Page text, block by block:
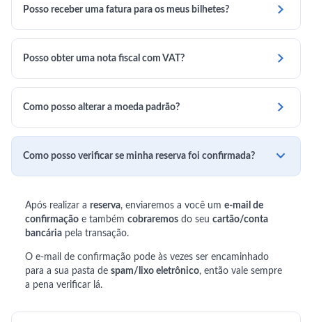
Posso receber uma fatura para os meus bilhetes? 
Posso obter uma nota fiscal com VAT? 
Como posso alterar a moeda padrão? 
Como posso verificar se minha reserva foi confirmada? 
Após realizar a reserva, enviaremos a você um e-mail de
confirmação e também cobraremos do seu cartão/conta
bancária pela transação.
O e-mail de confirmação pode às vezes ser encaminhado
para a sua pasta de spam/lixo eletrônico, então vale sempre
a pena verificar lá.